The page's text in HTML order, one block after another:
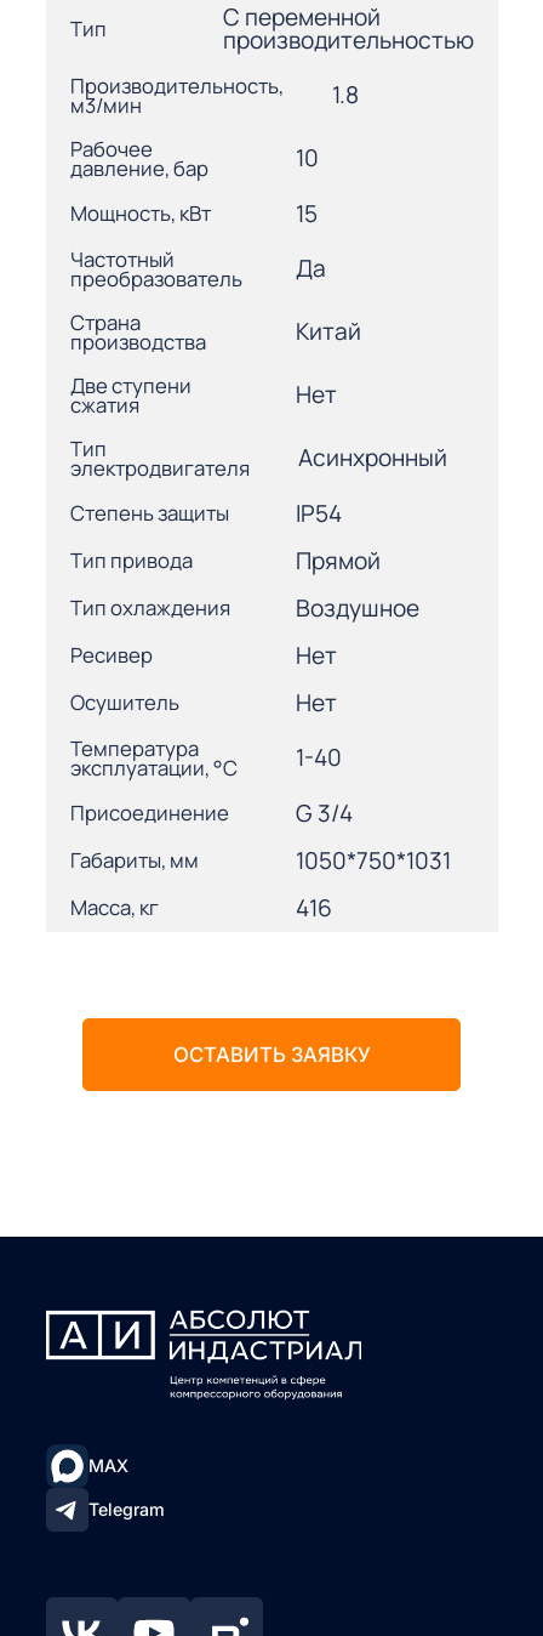
Тип С переменной
производительностью
Производительность,
м3/мин 1.8
Рабочее
давление, бар 10
Мощность, кВт 15
Частотный
преобразователь Да
Страна
производства Китай
Две ступени
сжатия Нет
Тип
электродвигателя Асинхронный
Степень защиты IP54
Тип привода Прямой
Тип охлаждения Воздушное
Ресивер Нет
Осушитель Нет
Температура
эксплуатации, °С 1-40
Присоединение G 3/4
Габариты, мм 1050*750*1031
Масса, кг 416
ОСТАВИТЬ ЗАЯВКУ
MAX
Telegram